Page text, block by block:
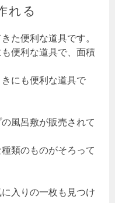
れる
た便利な道具です。
便利な道具で、面積
にも便利な道具で
風呂敷が販売されて
類のものがそろって
入りの一枚も見つけ